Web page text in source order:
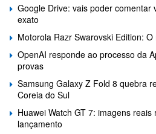
Google Drive: vais poder comentar
exato
Motorola Razr Swarovski Edition:
OpenAI responde ao processo da
provas
Samsung Galaxy Z Fold 8 quebra
Coreia do Sul
Huawei Watch GT 7: imagens
lançamento